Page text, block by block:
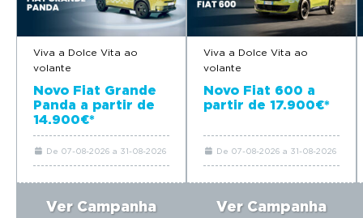
Viva a Dolce Vita ao
volante
Novo Fiat Grande
Panda a partir de
14.900€*
De 07-08-2026 a 31-08-2026
Ver Campanha
Viva a Dolce Vita ao
volante
Novo Fiat 600 a
partir de 17.900€*
De 07-08-2026 a 31-08-2026
Ver Campanha